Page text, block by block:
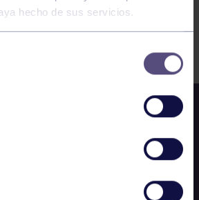
hecho de sus servicios.